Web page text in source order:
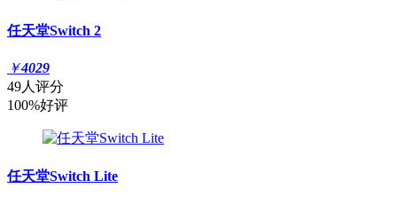
任天堂Switch 2
￥4029
49人评分
100%好评
任天堂Switch Lite